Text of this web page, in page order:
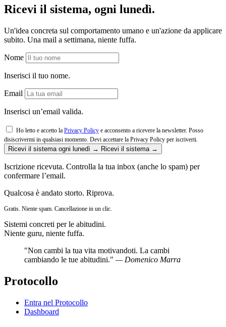
Ricevi il sistema, ogni lunedì.
Un'idea concreta sul comportamento umano e un'azione da applicare
subito. Una mail a settimana, niente fuffa.
Nome
Inserisci il tuo nome.
Email
Inserisci un’email valida.
Ho letto e accetto la Privacy Policy e acconsento a ricevere la newsletter. Posso
disiscrivermi in qualsiasi momento.
Devi accettare la Privacy Policy per iscriverti.
Ricevi il sistema ogni lunedì → Ricevi il sistema →
Iscrizione ricevuta. Controlla la tua inbox (anche lo spam) per
confermare l’email.
Qualcosa è andato storto. Riprova.
Gratis. Niente spam. Cancellazione in un clic.
Sistemi concreti per le abitudini.
Niente guru, niente fuffa.
"Non cambi la tua vita motivandoti. La cambi
cambiando le tue abitudini." — Domenico Marra
Protocollo
Entra nel Protocollo
Dashboard